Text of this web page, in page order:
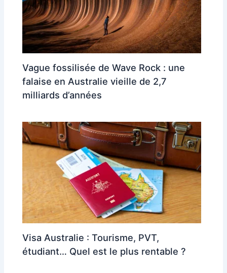
Vague fossilisée de Wave Rock : une
falaise en Australie vieille de 2,7
milliards d’années
Visa Australie : Tourisme, PVT,
étudiant… Quel est le plus rentable ?